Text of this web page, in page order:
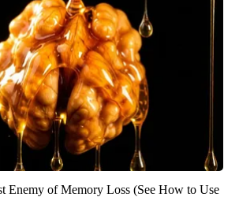
Enemy of Memory Loss (See How to Use